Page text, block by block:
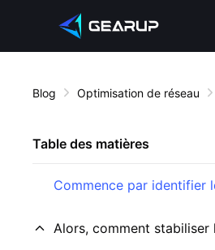
Blog Optimisation de réseau
Table des matières